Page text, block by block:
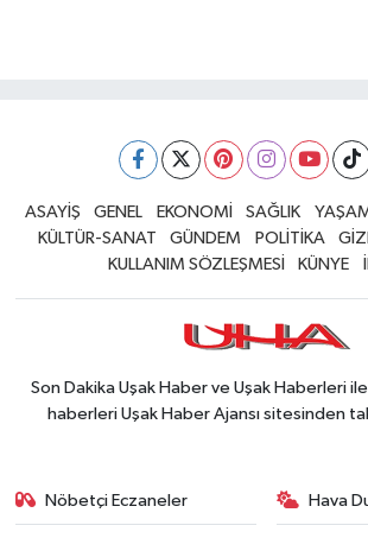
ASAYİŞ GENEL EKONOMİ SAĞLIK
KÜLTÜR-SANAT
GÜNDEM POLİTİKA
KULLANIM SÖZLEŞMESİ
KÜNYE
Son Dakika Uşak Haber ve Uşak Haberleri
haberleri Uşak Haber Ajansı sitesinden
Nöbetçi Eczaneler Hava